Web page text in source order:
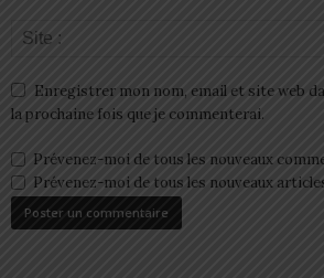
Enregistrer mon nom, email et site web
la prochaine fois que je commenterai.
Prévenez-moi de tous les nouveaux
Prévenez-moi de tous les nouveaux